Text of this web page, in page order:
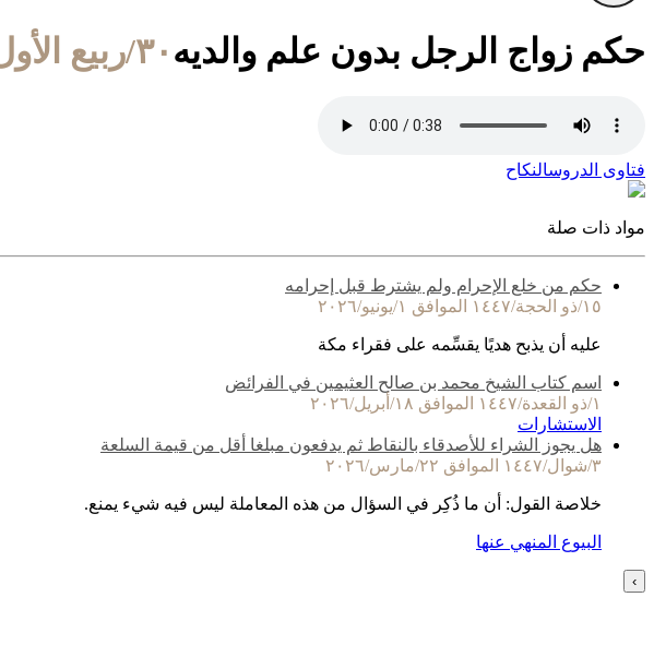
حكم زواج الرجل بدون علم والديه٣٠/ربيع الأول/١٤٣٢ الموافق ٥/مارس/٢٠١١
فتاوى الدروسالنكاح
مواد ذات صلة
حكم من خلع الإحرام ولم يشترط قبل إحرامه
١٥/ذو الحجة/١٤٤٧ الموافق ١/يونيو/٢٠٢٦
عليه أن يذبح هديًا يقسِّمه على فقراء مكة
اسم كتاب الشيخ محمد بن صالح العثيمين في الفرائض
١/ذو القعدة/١٤٤٧ الموافق ١٨/أبريل/٢٠٢٦
الاستشارات
هل يجوز الشراء للأصدقاء بالنقاط ثم يدفعون مبلغا أقل من قيمة السلعة
٣/شوال/١٤٤٧ الموافق ٢٢/مارس/٢٠٢٦
خلاصة القول: أن ما ذُكِر في السؤال من هذه المعاملة ليس فيه شيء يمنع.
البيوع المنهي عنها
›